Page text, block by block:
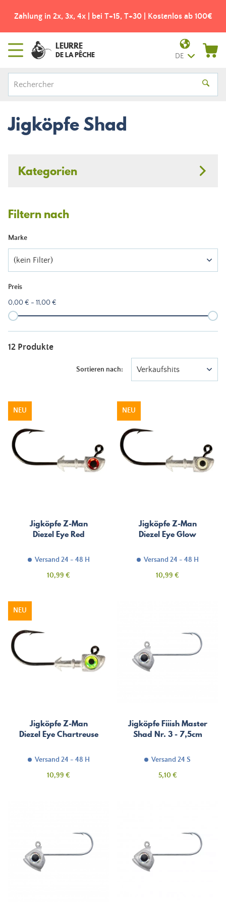
Zahlung in 2x, 3x, 4x | bei T+15, T+30 | Kostenlos ab 100€
LEURRE
DE LA PÊCHE DE
Jigköpfe Shad
Kategorien
Filtern nach
Marke
(kein Filter)
Preis
0,00 € - 11,00 €
12 Produkte
Sortieren nach: Verkaufshits
Jigköpfe Z-Man
Diezel Eye Red
Versand 24 - 48 H
Preis
10,99 €
NEU
Jigköpfe Z-Man
Diezel Eye Glow
Versand 24 - 48 H
Preis
10,99 €
NEU
Jigköpfe Z-Man
Diezel Eye Chartreuse
Versand 24 - 48 H
Preis
10,99 €
NEU
Jigköpfe Fiiish Master
Shad Nr. 3 - 7,5cm
Versand 24 S
Preis
5,10 €